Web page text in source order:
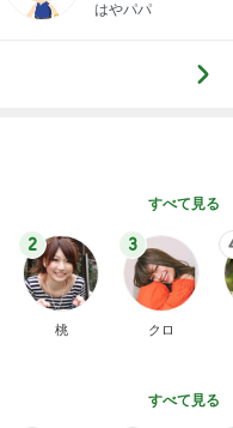
はやパパ
すべて見る
2
桃
3
クロ
すべて見る